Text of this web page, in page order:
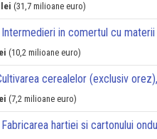
(31,7 milioane euro)
Intermedieri in comertul cu
(10,2 milioane euro)
cerealelor (exclusiv
(7,2 milioane euro)
Fabricarea hartiei si cartonului